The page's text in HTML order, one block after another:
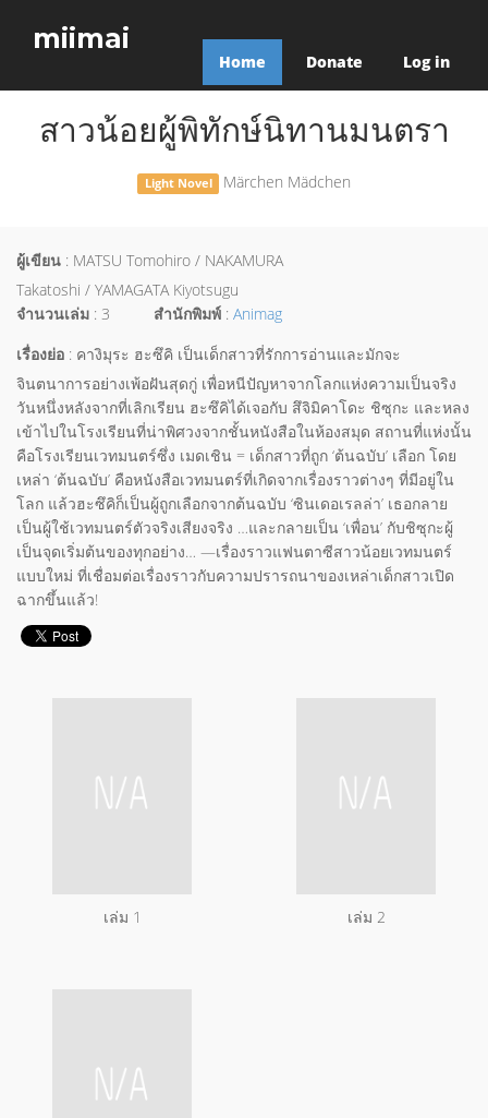
miimai
Home Donate Log in
สาวน้อยผู้พิทักษ์นิทานมนตรา
Light Novel Märchen Mädchen
ผู้เขียน : MATSU Tomohiro / NAKAMURA
Takatoshi / YAMAGATA Kiyotsugu
จำนวนเล่ม : 3 สำนักพิมพ์ : Animag
เรื่องย่อ : คางิมุระ ฮะซึคิ เป็นเด็กสาวที่รักการอ่านและมักจะ
จินตนาการอย่างเพ้อฝันสุดกู่ เพื่อหนีปัญหาจากโลกแห่งความเป็นจริง
วันหนึ่งหลังจากที่เลิกเรียน ฮะซึคิได้เจอกับ สึจิมิคาโดะ ชิซุกะ และหลง
เข้าไปในโรงเรียนที่น่าพิศวงจากชั้นหนังสือในห้องสมุด สถานที่แห่งนั้น
คือโรงเรียนเวทมนตร์ซึ่ง เมดเชิน = เด็กสาวที่ถูก ‘ต้นฉบับ’ เลือก โดย
เหล่า ‘ต้นฉบับ’ คือหนังสือเวทมนตร์ที่เกิดจากเรื่องราวต่างๆ ที่มีอยู่ใน
โลก แล้วฮะซึคิก็เป็นผู้ถูกเลือกจากต้นฉบับ ‘ซินเดอเรลล่า’ เธอกลาย
เป็นผู้ใช้เวทมนตร์ตัวจริงเสียงจริง …และกลายเป็น ‘เพื่อน’ กับชิซุกะผู้
เป็นจุดเริ่มต้นของทุกอย่าง… ―เรื่องราวแฟนตาซีสาวน้อยเวทมนตร์
แบบใหม่ ที่เชื่อมต่อเรื่องราวกับความปรารถนาของเหล่าเด็กสาวเปิด
ฉากขึ้นแล้ว!
เล่ม 1 เล่ม 2